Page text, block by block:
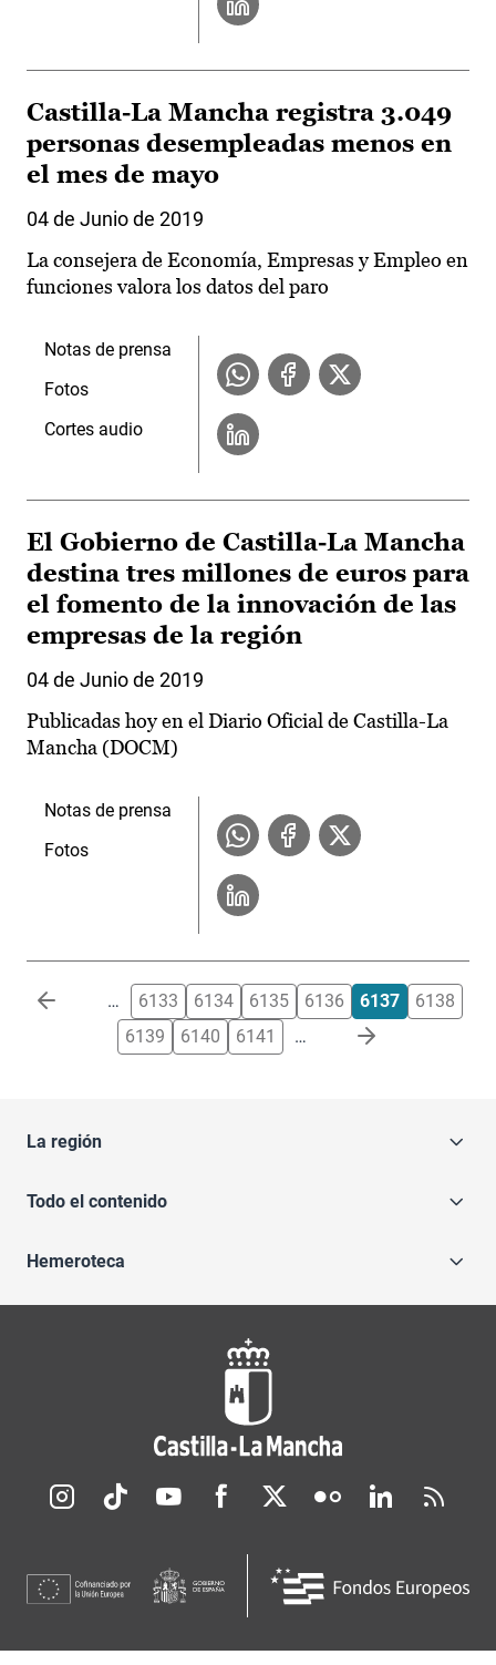
Castilla-La Mancha registra 3.049
personas desempleadas menos en
el mes de mayo
04 de Junio de 2019
La consejera de Economía, Empresas y Empleo en
funciones valora los datos del paro
Notas de prensa
Fotos
Cortes audio
El Gobierno de Castilla-La Mancha
destina tres millones de euros para
el fomento de la innovación de las
empresas de la región
04 de Junio de 2019
Publicadas hoy en el Diario Oficial de Castilla-La
Mancha (DOCM)
Notas de prensa
Fotos
Paginación … 6133 6134 6135 6136 6137
6138
6139
6140 6141 …
La región
Todo el contenido
Hemeroteca
Redes sociales JCCM